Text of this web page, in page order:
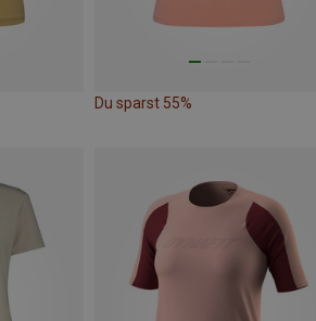
Du sparst 55%